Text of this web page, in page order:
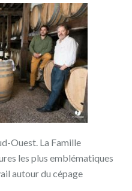
Ouest. La Famille
les plus emblématiques
autour du cépage